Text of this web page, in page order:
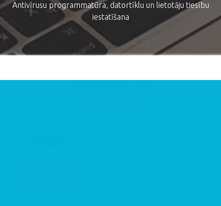
Antivīrusu programmatūra, datortīklu un lietotāju tiesību
iestatīšana